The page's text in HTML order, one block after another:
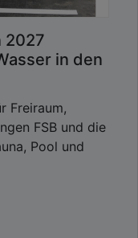
2027
in den
Freiraum,
FSB und die
Pool und